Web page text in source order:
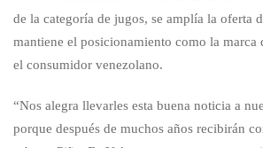
de la categoría de jugos, se amplía la oferta
mantiene el posicionamiento como la marca
el consumidor venezolano.
“Nos alegra llevarles esta buena noticia a
porque después de muchos años recibirán